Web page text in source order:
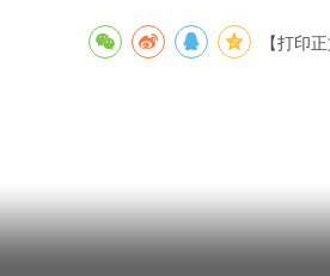
【打印正